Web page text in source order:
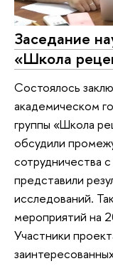
Заседание
«Школа
Состоялось
академическом
группы «Школа
обсудили
сотрудничества
представили
исследований.
мероприятий на
Участники